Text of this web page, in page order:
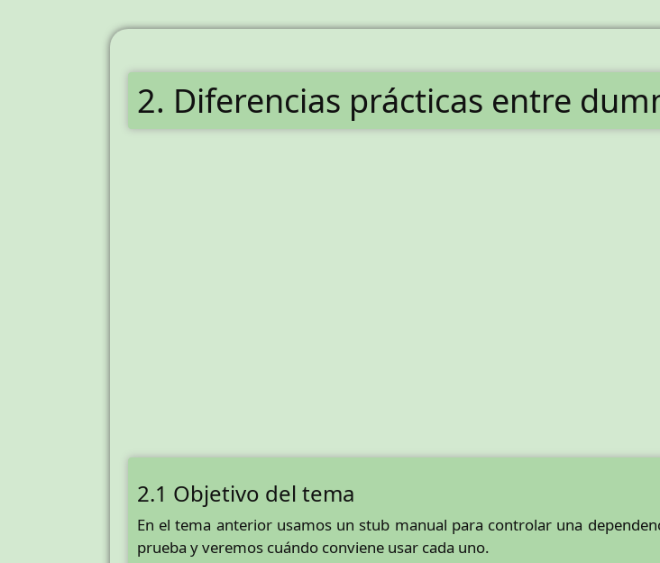
2. Diferencias prácticas entre
2.1 Objetivo del tema
En el tema anterior usamos un stub manual para controlar una
prueba y veremos cuándo conviene usar cada uno.